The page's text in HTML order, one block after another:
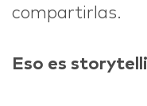
compartirlas.
Eso es